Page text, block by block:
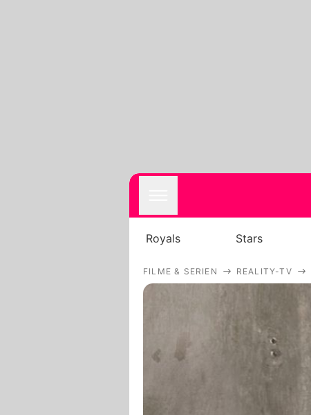
Royals Stars
FILME & SERIEN REALITY-TV